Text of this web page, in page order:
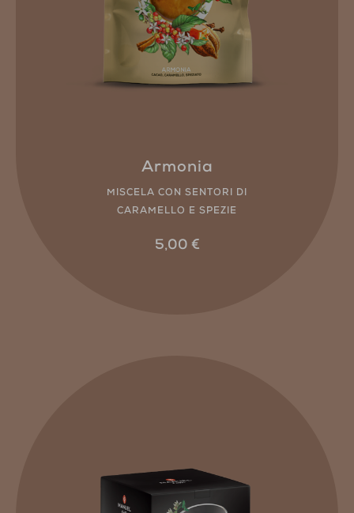
Armonia
MISCELA CON SENTORI DI
CARAMELLO E SPEZIE
5,00 €